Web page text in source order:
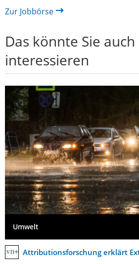
Zur Jobbörse
Das könnte Sie auch
interessieren
Umwelt
Attributionsforschung erklärt